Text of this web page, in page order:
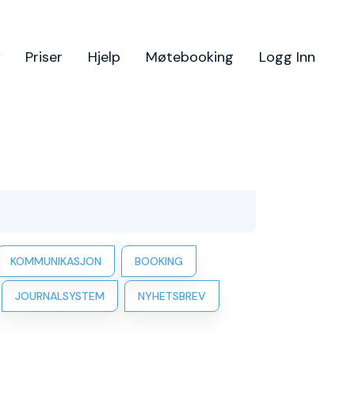
Priser Hjelp Møtebooking Logg Inn
KOMMUNIKASJON BOOKING
JOURNALSYSTEM NYHETSBREV